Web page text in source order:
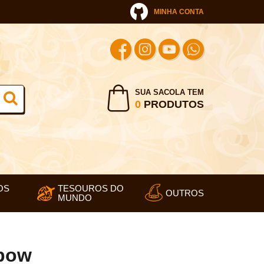
MINHA CONTA
SUA SACOLA TEM
0PRODUTOS
TESOUROS DO
MUNDO
OUTROS